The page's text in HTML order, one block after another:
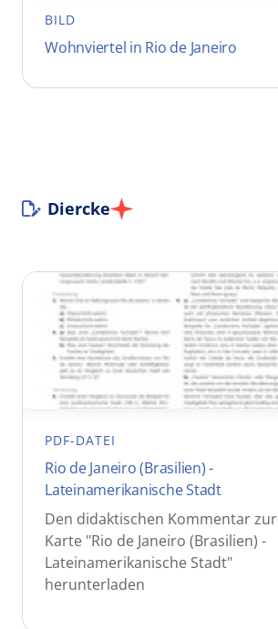
BILD
Wohnviertel in Rio de Janeiro
Diercke
PDF-DATEI
Rio de Janeiro (Brasilien) -
Lateinamerikanische Stadt
Den didaktischen Kommentar zur
Karte "Rio de Janeiro (Brasilien) -
Lateinamerikanische Stadt"
herunterladen